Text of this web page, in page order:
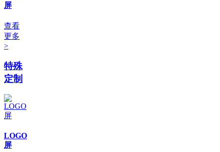
屏
查看
更多
>
特殊
定制
LOGO
屏